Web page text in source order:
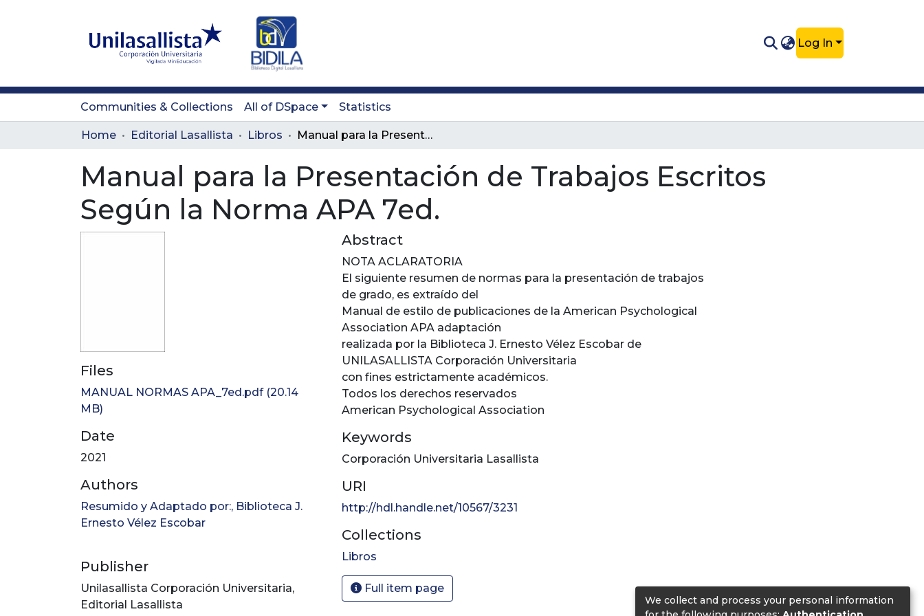
Log In
Communities & Collections All of DSpace Statistics
Home Editorial Lasallista Libros Manual para la Presentación de Trabajos Escritos Según la Norma APA 7ed.
Manual para la Presentación de Trabajos Escritos
Según la Norma APA 7ed.
Files
MANUAL NORMAS APA_7ed.pdf(20.14
MB)
Date
2021
Authors
Resumido y Adaptado por:, Biblioteca J.
Ernesto Vélez Escobar
Publisher
Unilasallista Corporación Universitaria,
Editorial Lasallista
Abstract
NOTA ACLARATORIA
El siguiente resumen de normas para la presentación de trabajos
de grado, es extraído del
Manual de estilo de publicaciones de la American Psychological
Association APA adaptación
realizada por la Biblioteca J. Ernesto Vélez Escobar de
UNILASALLISTA Corporación Universitaria
con fines estrictamente académicos.
Todos los derechos reservados
American Psychological Association
Keywords
Corporación Universitaria Lasallista
URI
http://hdl.handle.net/10567/3231
Collections
Libros
Full item page
We collect and process your personal information